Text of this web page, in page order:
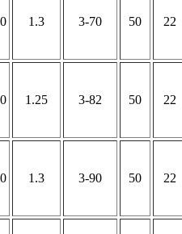
1.3 3-70 50 22
1.25 3-82 50 22
1.3 3-90 50 22